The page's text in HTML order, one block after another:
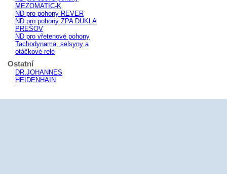
MEZOMATIC-K
ND pro pohony REVER
ND pro pohony ZPA DUKLA
PREŠOV
ND pro vřetenové pohony
Tachodynama, selsyny a
otáčkové relé
Ostatní
DR.JOHANNES
HEIDENHAIN